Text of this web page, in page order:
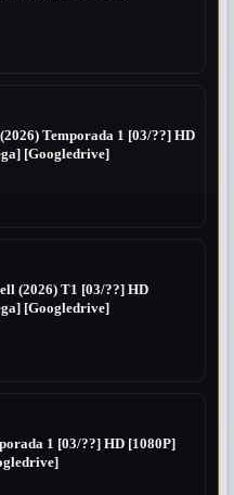
Temporada 1 [03/??] HD
[Googledrive]
(2026) T1 [03/??] HD
[Googledrive]
1 [03/??] HD [1080P]